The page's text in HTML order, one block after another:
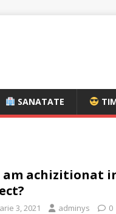
SANATATE
am achizitionat
3, 2021 adminys 0